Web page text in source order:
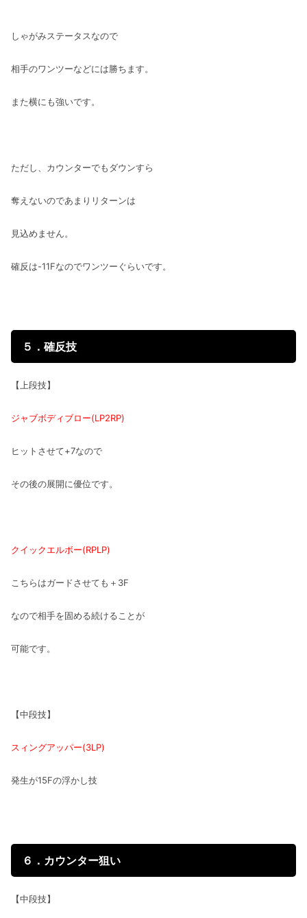
しゃがみステータスなので
相手のワンツーなどには勝ちます。
また横にも強いです。
ただし、カウンターでもダウンすら
奪えないのであまりリターンは
見込めません。
確反は-11Fなのでワンツーぐらいです。
５．確反技
【上段技】
ジャブボディブロー(LP2RP)
ヒットさせて+7なので
その後の展開に優位です。
クイックエルボー(RPLP)
こちらはガードさせても＋3F
なので相手を固める続けることが
可能です。
【中段技】
スィングアッパー(3LP)
発生が15Fの浮かし技
６．カウンター狙い
【中段技】